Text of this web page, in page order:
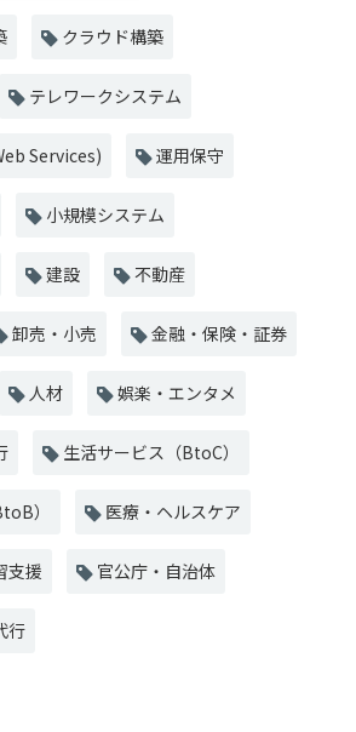
クラウド構築
テレワークシステム
Services) 運用保守
小規模システム
建設 不動産
卸売・小売 金融・保険・証券
人材 娯楽・エンタメ
生活サービス（BtoC）
） 医療・ヘルスケア
支援 官公庁・自治体
行